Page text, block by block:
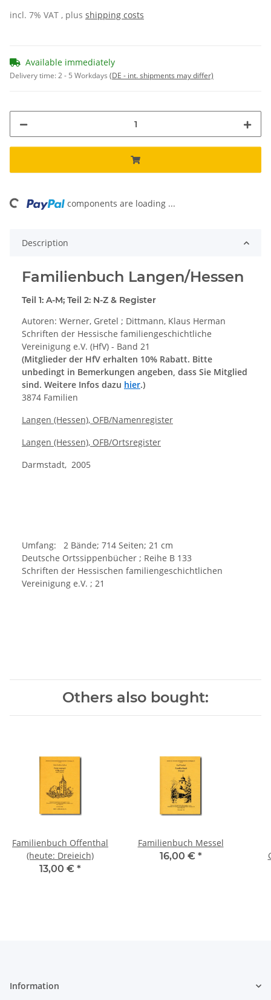
incl. 7% VAT , plus shipping costs
Available immediately
Delivery time:2 - 5 Workdays (DE - int. shipments may differ)
components are loading ...
Description
Familienbuch Langen/Hessen
Teil 1: A-M; Teil 2: N-Z & Register
Autoren: Werner, Gretel ; Dittmann, Klaus Herman
Schriften der Hessische familiengeschichtliche
Vereinigung e.V. (HfV) - Band 21
(Mitglieder der HfV erhalten 10% Rabatt. Bitte
unbedingt in Bemerkungen angeben, dass Sie Mitglied
sind. Weitere Infos dazu hier.)
3874 Familien
Langen (Hessen), OFB/Namenregister
Langen (Hessen), OFB/Ortsregister
Darmstadt, 2005
Umfang: 2 Bände; 714 Seiten; 21 cm
Deutsche Ortssippenbücher ; Reihe B 133
Schriften der Hessischen familiengeschichtlichen
Vereinigung e.V. ; 21
Others also bought:
Familienbuch Offenthal
(heute: Dreieich)
13,00 € *
Familienbuch Messel
16,00 € *
Information